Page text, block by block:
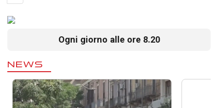
Ogni giorno alle ore 8.20
NEWS